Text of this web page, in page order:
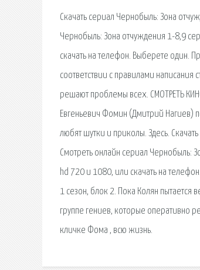
Скачать сериал Чернобыль: Зона
Чернобыль: Зона отчуждения 1-8,9
скачать на телефон. Выберете один.
соответствии с правилами написания
решают проблемы всех. СМОТРЕТЬ
Евгеньевич Фомин (Дмитрий Нагиев)
любят шутки и приколы. Здесь.
Смотреть онлайн сериал Чернобыль:
hd 720 и 1080, или скачать на
1 сезон, блок 2. Пока Колян пытается
группе гениев, которые оперативно
кличке Фома , всю жизнь.